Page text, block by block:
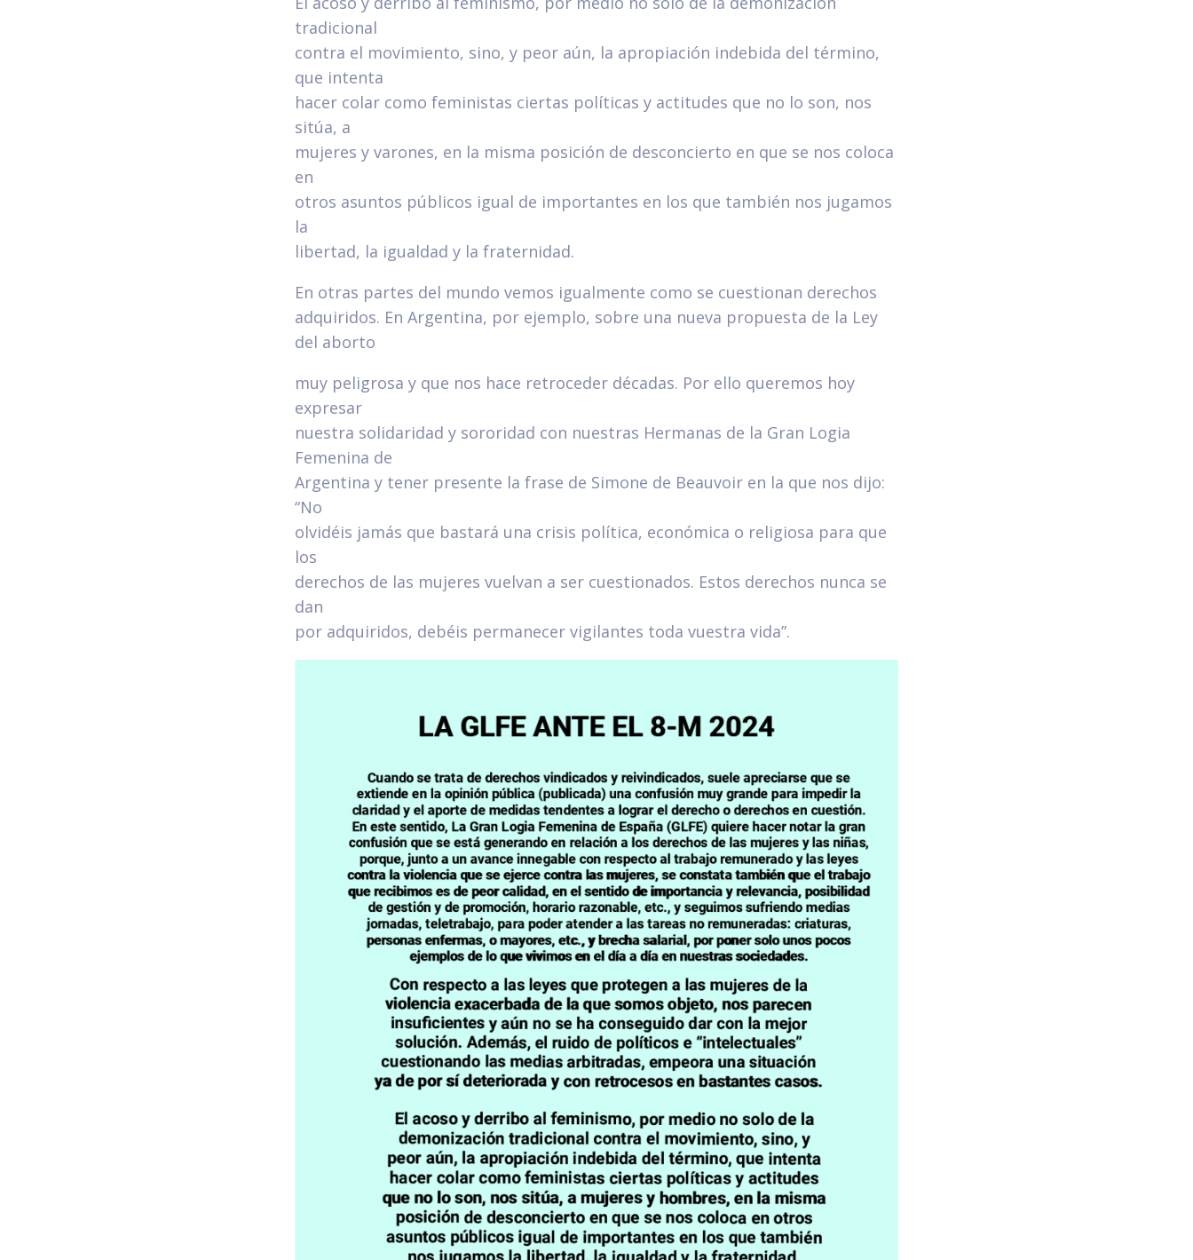
tradicional
contra el movimiento, sino, y peor aún, la apropiación indebida del término,
que intenta
hacer colar como feministas ciertas políticas y actitudes que no lo son, nos
sitúa, a
mujeres y varones, en la misma posición de desconcierto en que se nos coloca
en
otros asuntos públicos igual de importantes en los que también nos jugamos
la
libertad, la igualdad y la fraternidad.
En otras partes del mundo vemos igualmente como se cuestionan derechos
adquiridos. En Argentina, por ejemplo, sobre una nueva propuesta de la Ley
del aborto
muy peligrosa y que nos hace retroceder décadas. Por ello queremos hoy
expresar
nuestra solidaridad y sororidad con nuestras Hermanas de la Gran Logia
Femenina de
Argentina y tener presente la frase de Simone de Beauvoir en la que nos dijo:
“No
olvidéis jamás que bastará una crisis política, económica o religiosa para que
los
derechos de las mujeres vuelvan a ser cuestionados. Estos derechos nunca se
dan
por adquiridos, debéis permanecer vigilantes toda vuestra vida”.